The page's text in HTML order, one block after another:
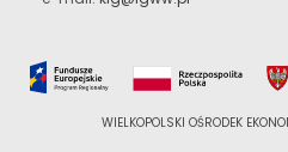
WIELKOPOLSKI OŚRODEK